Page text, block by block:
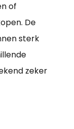
of
De
sterk
zeker